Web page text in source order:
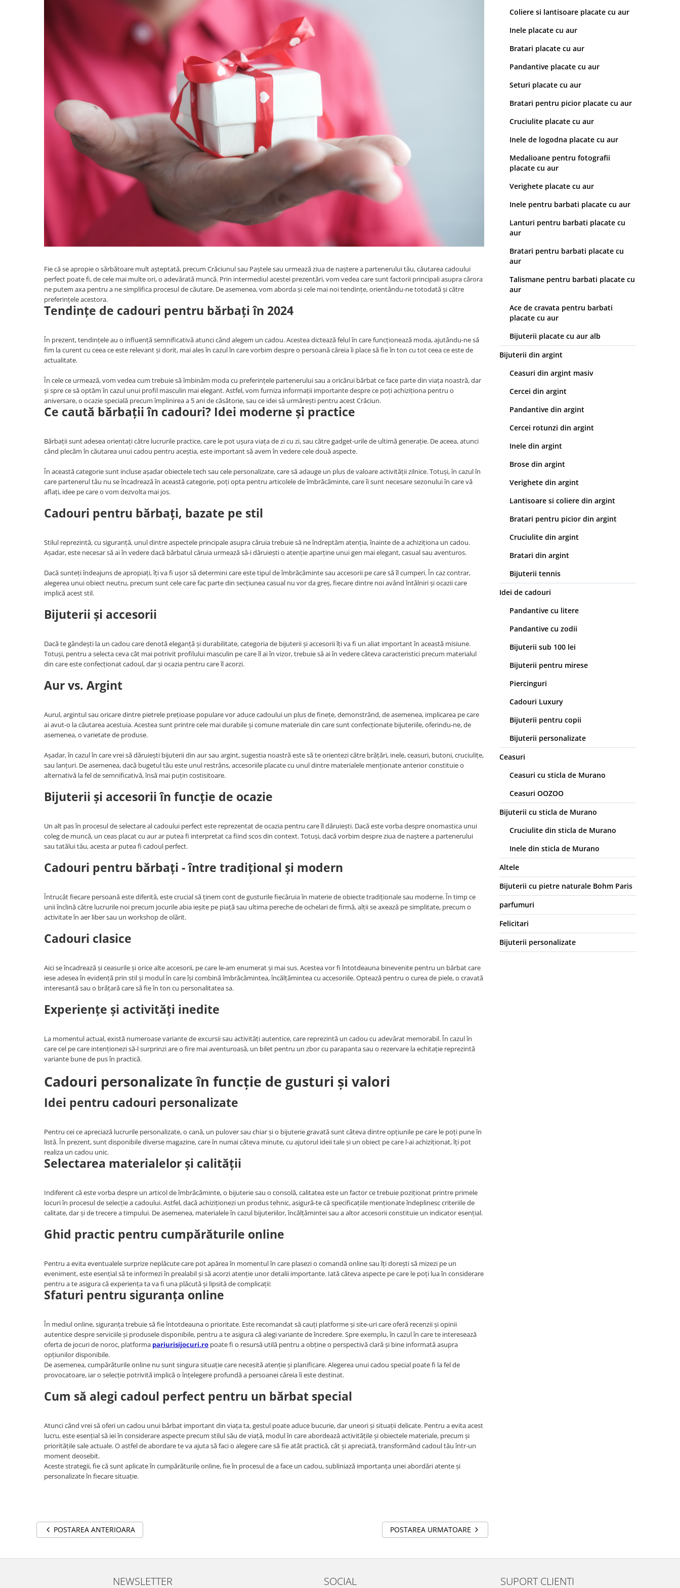
Bijuterii din argint placate cu aur
Fie că se apropie o sărbătoare mult așteptată, precum Crăciunul sau Paștele sau urmează ziua de naștere a partenerului tău, căutarea cadoului
perfect poate fi, de cele mai multe ori, o adevărată muncă. Prin intermediul acestei prezentări, vom vedea care sunt factorii principali asupra cărora
ne putem axa pentru a ne simplifica procesul de căutare. De asemenea, vom aborda și cele mai noi tendințe, orientându-ne totodată și către
preferințele acestora.
Tendințe de cadouri pentru bărbați în 2024
În prezent, tendințele au o influență semnificativă atunci când alegem un cadou. Acestea dictează felul în care funcționează moda, ajutându-ne să
fim la curent cu ceea ce este relevant și dorit, mai ales în cazul în care vorbim despre o persoană căreia îi place să fie în ton cu tot ceea ce este de
actualitate.
În cele ce urmează, vom vedea cum trebuie să îmbinăm moda cu preferințele partenerului sau a oricărui bărbat ce face parte din viața noastră, dar
și spre ce să optăm în cazul unui profil masculin mai elegant. Astfel, vom furniza informații importante despre ce poți achiziționa pentru o
aniversare, o ocazie specială precum împlinirea a 5 ani de căsătorie, sau ce idei să urmărești pentru acest Crăciun.
Ce caută bărbații în cadouri? Idei moderne și practice
Bărbații sunt adesea orientați către lucrurile practice, care le pot ușura viața de zi cu zi, sau către gadget-urile de ultimă generație. De aceea, atunci
când plecăm în căutarea unui cadou pentru aceștia, este important să avem în vedere cele două aspecte.
În această categorie sunt incluse așadar obiectele tech sau cele personalizate, care să adauge un plus de valoare activității zilnice. Totuși, în cazul în
care partenerul tău nu se încadrează în această categorie, poți opta pentru articolele de îmbrăcăminte, care îi sunt necesare sezonului în care vă
aflați, idee pe care o vom dezvolta mai jos.
Cadouri pentru bărbați, bazate pe stil
Stilul reprezintă, cu siguranță, unul dintre aspectele principale asupra căruia trebuie să ne îndreptăm atenția, înainte de a achiziționa un cadou.
Așadar, este necesar să ai în vedere dacă bărbatul căruia urmează să-i dăruiești o atenție aparține unui gen mai elegant, casual sau aventuros.
Dacă sunteți îndeajuns de apropiați, îți va fi ușor să determini care este tipul de îmbrăcăminte sau accesorii pe care să îl cumperi. În caz contrar,
alegerea unui obiect neutru, precum sunt cele care fac parte din secțiunea casual nu vor da greș, fiecare dintre noi având întâlniri și ocazii care
implică acest stil.
Bijuterii și accesorii
Dacă te gândești la un cadou care denotă eleganță și durabilitate, categoria de bijuterii și accesorii îți va fi un aliat important în această misiune.
Totuși, pentru a selecta ceva cât mai potrivit profilului masculin pe care îl ai în vizor, trebuie să ai în vedere câteva caracteristici precum materialul
din care este confecționat cadoul, dar și ocazia pentru care îl acorzi.
Aur vs. Argint
Aurul, argintul sau oricare dintre pietrele prețioase populare vor aduce cadoului un plus de finețe, demonstrând, de asemenea, implicarea pe care
ai avut-o la căutarea acestuia. Acestea sunt printre cele mai durabile și comune materiale din care sunt confecționate bijuteriile, oferindu-ne, de
asemenea, o varietate de produse.
Așadar, în cazul în care vrei să dăruiești bijuterii din aur sau argint, sugestia noastră este să te orientezi către brățări, inele, ceasuri, butoni, cruciulițe,
sau lanțuri. De asemenea, dacă bugetul tău este unul restrâns, accesoriile placate cu unul dintre materialele menționate anterior constituie o
alternativă la fel de semnificativă, însă mai puțin costisitoare.
Bijuterii și accesorii în funcție de ocazie
Un alt pas în procesul de selectare al cadoului perfect este reprezentat de ocazia pentru care îl dăruiești. Dacă este vorba despre onomastica unui
coleg de muncă, un ceas placat cu aur ar putea fi interpretat ca fiind scos din context. Totuși, dacă vorbim despre ziua de naștere a partenerului
sau tatălui tău, acesta ar putea fi cadoul perfect.
Cadouri pentru bărbați - între tradițional și modern
Întrucât fiecare persoană este diferită, este crucial să ținem cont de gusturile fiecăruia în materie de obiecte tradiționale sau moderne. În timp ce
unii înclină către lucrurile noi precum jocurile abia ieșite pe piață sau ultima pereche de ochelari de firmă, alții se axează pe simplitate, precum o
activitate în aer liber sau un workshop de olărit.
Cadouri clasice
Aici se încadrează și ceasurile și orice alte accesorii, pe care le-am enumerat și mai sus. Acestea vor fi întotdeauna binevenite pentru un bărbat care
iese adesea în evidență prin stil și modul în care își combină îmbrăcămintea, încălțămintea cu accesoriile. Optează pentru o curea de piele, o cravată
interesantă sau o brățară care să fie în ton cu personalitatea sa.
Experiențe și activități inedite
La momentul actual, există numeroase variante de excursii sau activități autentice, care reprezintă un cadou cu adevărat memorabil. În cazul în
care cel pe care intenționezi să-l surprinzi are o fire mai aventuroasă, un bilet pentru un zbor cu parapanta sau o rezervare la echitație reprezintă
variante bune de pus în practică.
Cadouri personalizate în funcție de gusturi și valori
Idei pentru cadouri personalizate
Pentru cei ce apreciază lucrurile personalizate, o cană, un pulover sau chiar și o bijuterie gravată sunt câteva dintre opțiunile pe care le poți pune în
listă. În prezent, sunt disponibile diverse magazine, care în numai câteva minute, cu ajutorul ideii tale și un obiect pe care l-ai achiziționat, îți pot
realiza un cadou unic.
Selectarea materialelor și calității
Indiferent că este vorba despre un articol de îmbrăcăminte, o bijuterie sau o consolă, calitatea este un factor ce trebuie poziționat printre primele
locuri în procesul de selecție a cadoului. Astfel, dacă achiziționezi un produs tehnic, asigură-te că specificațiile menționate îndeplinesc criteriile de
calitate, dar și de trecere a timpului. De asemenea, materialele în cazul bijuteriilor, încălțămintei sau a altor accesorii constituie un indicator esențial.
Ghid practic pentru cumpărăturile online
Pentru a evita eventualele surprize neplăcute care pot apărea în momentul în care plasezi o comandă online sau îți dorești să mizezi pe un
eveniment, este esențial să te informezi în prealabil și să acorzi atenție unor detalii importante. Iată câteva aspecte pe care le poți lua în considerare
pentru a te asigura că experiența ta va fi una plăcută și lipsită de complicații:
Sfaturi pentru siguranța online
În mediul online, siguranța trebuie să fie întotdeauna o prioritate. Este recomandat să cauți platforme și site-uri care oferă recenzii și opinii
autentice despre serviciile și produsele disponibile, pentru a te asigura că alegi variante de încredere. Spre exemplu, în cazul în care te interesează
oferta de jocuri de noroc, platforma pariurisijocuri.ro poate fi o resursă utilă pentru a obține o perspectivă clară și bine informată asupra
opțiunilor disponibile.
De asemenea, cumpărăturile online nu sunt singura situație care necesită atenție și planificare. Alegerea unui cadou special poate fi la fel de
provocatoare, iar o selecție potrivită implică o înțelegere profundă a persoanei căreia îi este destinat.
Cum să alegi cadoul perfect pentru un bărbat special
Atunci când vrei să oferi un cadou unui bărbat important din viața ta, gestul poate aduce bucurie, dar uneori și situații delicate. Pentru a evita acest
lucru, este esențial să iei în considerare aspecte precum stilul său de viață, modul în care abordează activitățile și obiectele materiale, precum și
prioritățile sale actuale. O astfel de abordare te va ajuta să faci o alegere care să fie atât practică, cât și apreciată, transformând cadoul tău într-un
moment deosebit.
Aceste strategii, fie că sunt aplicate în cumpărăturile online, fie în procesul de a face un cadou, subliniază importanța unei abordări atente și
personalizate în fiecare situație.
Coliere si lantisoare placate cu aur
Inele placate cu aur
Bratari placate cu aur
Pandantive placate cu aur
Seturi placate cu aur
Bratari pentru picior placate cu aur
Cruciulite placate cu aur
Inele de logodna placate cu aur
Medalioane pentru fotografii
placate cu aur
Verighete placate cu aur
Inele pentru barbati placate cu aur
Lanturi pentru barbati placate cu
aur
Bratari pentru barbati placate cu
aur
Talismane pentru barbati placate cu
aur
Ace de cravata pentru barbati
placate cu aur
Bijuterii placate cu aur alb
Bijuterii din argint
Ceasuri din argint masiv
Cercei din argint
Pandantive din argint
Cercei rotunzi din argint
Inele din argint
Brose din argint
Verighete din argint
Lantisoare si coliere din argint
Bratari pentru picior din argint
Cruciulite din argint
Bratari din argint
Bijuterii tennis
Idei de cadouri
Pandantive cu litere
Pandantive cu zodii
Bijuterii sub 100 lei
Bijuterii pentru mirese
Piercinguri
Cadouri Luxury
Bijuterii pentru copii
Bijuterii personalizate
Ceasuri
Ceasuri cu sticla de Murano
Ceasuri OOZOO
Bijuterii cu sticla de Murano
Cruciulite din sticla de Murano
Inele din sticla de Murano
Altele
Bijuterii cu pietre naturale Bohm Paris
parfumuri
Felicitari
Bijuterii personalizate
POSTAREA URMATOARE
POSTAREA ANTERIOARA
NEWSLETTER SOCIAL SUPORT CLIENTI